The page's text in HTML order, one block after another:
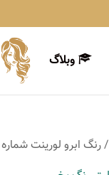
وبلاگ
/ رنگ ابرو لورینت شماره 6 حجم 15 میلی لیتر رنگ قهوه ای